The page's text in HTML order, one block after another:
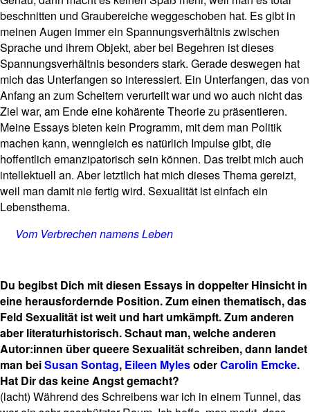
beschnitten und Graubereiche weggeschoben hat. Es gibt in
meinen Augen immer ein Spannungsverhältnis zwischen
Sprache und ihrem Objekt, aber bei Begehren ist dieses
Spannungsverhältnis besonders stark. Gerade deswegen hat
mich das Unterfangen so interessiert. Ein Unterfangen, das von
Anfang an zum Scheitern verurteilt war und wo auch nicht das
Ziel war, am Ende eine kohärente Theorie zu präsentieren.
Meine Essays bieten kein Programm, mit dem man Politik
machen kann, wenngleich es natürlich Impulse gibt, die
hoffentlich emanzipatorisch sein können. Das treibt mich auch
intellektuell an. Aber letztlich hat mich dieses Thema gereizt,
weil man damit nie fertig wird. Sexualität ist einfach ein
Lebensthema.
Vom Verbrechen namens Leben
Du begibst Dich mit diesen Essays in doppelter Hinsicht in
eine herausfordernde Position. Zum einen thematisch, das
Feld Sexualität ist weit und hart umkämpft. Zum anderen
aber literaturhistorisch. Schaut man, welche anderen
Autor:innen über queere Sexualität schreiben, dann landet
man beiSusan Sontag, Eileen MylesoderCarolin Emcke.
Hat Dir das keine Angst gemacht?
(lacht) Während des Schreibens war ich in einem Tunnel, das